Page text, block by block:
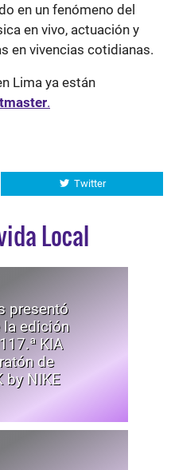
en un fenómeno del
en vivo, actuación y
en vivencias cotidianas.
Lima ya están
.
Twitter
Local
presentó
edición
KIA
de
by NIKE